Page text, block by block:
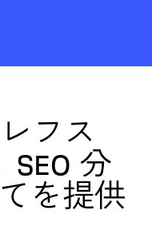
フス
SEO 分
を提供